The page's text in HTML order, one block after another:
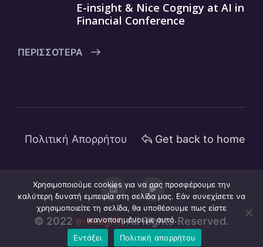
E-insight & Nice Cognigy at AI in
Financial Conference
ΠΕΡΙΣΣΌΤΕΡΑ
Πολιτική Απορρήτου Get back to home
© 2022 e-insight,All Rights Reserved.
Χρησιμοποιούμε cookies για να σας προσφέρουμε την
καλύτερη δυνατή εμπειρία στη σελίδα μας. Εάν συνεχίσετε να
χρησιμοποιείτε τη σελίδα, θα υποθέσουμε πως είστε
ικανοποιημένοι με αυτό.
Εντάξει
Πολιτική απορρήτου